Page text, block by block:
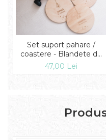
Set suport pahare /
coastere - Blandete de
iarna
47,00 Lei